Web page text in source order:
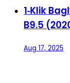
1‑Klik
B9.5
Aug 17, 2025